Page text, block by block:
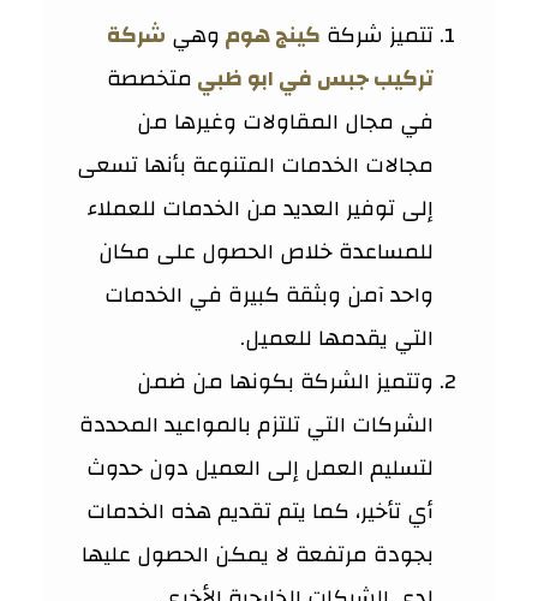
تتميز شركة كينج هوموهي شركة
تركيب جبس في ابو ظبيمتخصصة
في مجال المقاولات وغيرها من
مجالات الخدمات المتنوعة بأنها تسعى
إلى توفير العديد من الخدمات للعملاء
للمساعدة خلاص الحصول على مكان
واحد آمن وبثقة كبيرة في الخدمات
التي يقدمها للعميل.
وتتميز الشركة بكونها من ضمن
الشركات التي تلتزم بالمواعيد المحددة
لتسليم العمل إلى العميل دون حدوث
أي تأخير، كما يتم تقديم هذه الخدمات
بجودة مرتفعة لا يمكن الحصول عليها